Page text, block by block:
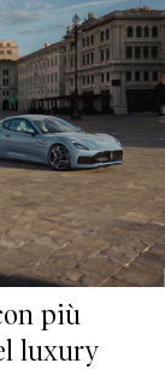
più
luxury